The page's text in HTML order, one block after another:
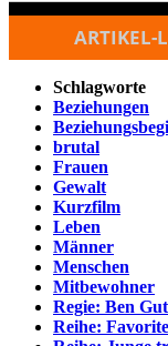
ARTIKEL-
Schlagworte
Beziehungen
brutal
Frauen
Gewalt
Kurzfilm
Leben
Männer
Menschen
Mitbewohner
Regie: Ben
Reihe: